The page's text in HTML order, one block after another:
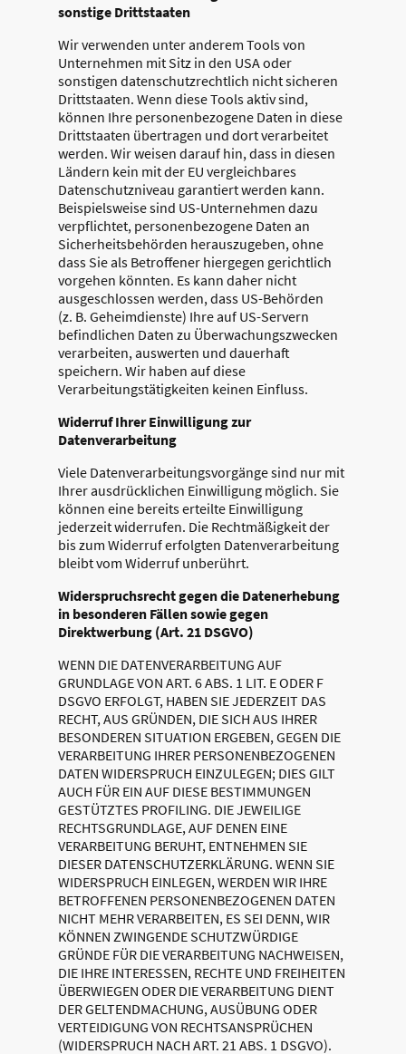
sonstige Drittstaaten
Wir verwenden unter anderem Tools von
Unternehmen mit Sitz in den USA oder
sonstigen datenschutzrechtlich nicht sicheren
Drittstaaten. Wenn diese Tools aktiv sind,
können Ihre personenbezogene Daten in diese
Drittstaaten übertragen und dort verarbeitet
werden. Wir weisen darauf hin, dass in diesen
Ländern kein mit der EU vergleichbares
Datenschutzniveau garantiert werden kann.
Beispielsweise sind US-Unternehmen dazu
verpflichtet, personenbezogene Daten an
Sicherheitsbehörden herauszugeben, ohne
dass Sie als Betroffener hiergegen gerichtlich
vorgehen könnten. Es kann daher nicht
ausgeschlossen werden, dass US-Behörden
(z. B. Geheimdienste) Ihre auf US-Servern
befindlichen Daten zu Überwachungszwecken
verarbeiten, auswerten und dauerhaft
speichern. Wir haben auf diese
Verarbeitungstätigkeiten keinen Einfluss.
Widerruf Ihrer Einwilligung zur
Datenverarbeitung
Viele Datenverarbeitungsvorgänge sind nur mit
Ihrer ausdrücklichen Einwilligung möglich. Sie
können eine bereits erteilte Einwilligung
jederzeit widerrufen. Die Rechtmäßigkeit der
bis zum Widerruf erfolgten Datenverarbeitung
bleibt vom Widerruf unberührt.
Widerspruchsrecht gegen die Datenerhebung
in besonderen Fällen sowie gegen
Direktwerbung (Art. 21 DSGVO)
WENN DIE DATENVERARBEITUNG AUF
GRUNDLAGE VON ART. 6 ABS. 1 LIT. E ODER F
DSGVO ERFOLGT, HABEN SIE JEDERZEIT DAS
RECHT, AUS GRÜNDEN, DIE SICH AUS IHRER
BESONDEREN SITUATION ERGEBEN, GEGEN DIE
VERARBEITUNG IHRER PERSONENBEZOGENEN
DATEN WIDERSPRUCH EINZULEGEN; DIES GILT
AUCH FÜR EIN AUF DIESE BESTIMMUNGEN
GESTÜTZTES PROFILING. DIE JEWEILIGE
RECHTSGRUNDLAGE, AUF DENEN EINE
VERARBEITUNG BERUHT, ENTNEHMEN SIE
DIESER DATENSCHUTZERKLÄRUNG. WENN SIE
WIDERSPRUCH EINLEGEN, WERDEN WIR IHRE
BETROFFENEN PERSONENBEZOGENEN DATEN
NICHT MEHR VERARBEITEN, ES SEI DENN, WIR
KÖNNEN ZWINGENDE SCHUTZWÜRDIGE
GRÜNDE FÜR DIE VERARBEITUNG NACHWEISEN,
DIE IHRE INTERESSEN, RECHTE UND FREIHEITEN
ÜBERWIEGEN ODER DIE VERARBEITUNG DIENT
DER GELTENDMACHUNG, AUSÜBUNG ODER
VERTEIDIGUNG VON RECHTSANSPRÜCHEN
(WIDERSPRUCH NACH ART. 21 ABS. 1 DSGVO).